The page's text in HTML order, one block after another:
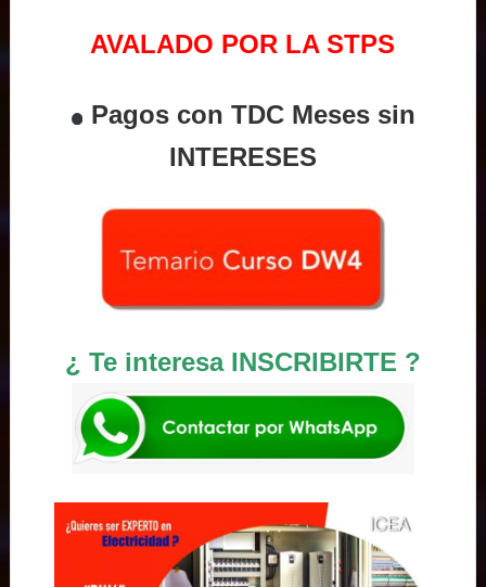
AVALADO POR LA STPS
Pagos con TDC Meses sin
INTERESES
¿ Te interesa INSCRIBIRTE ?